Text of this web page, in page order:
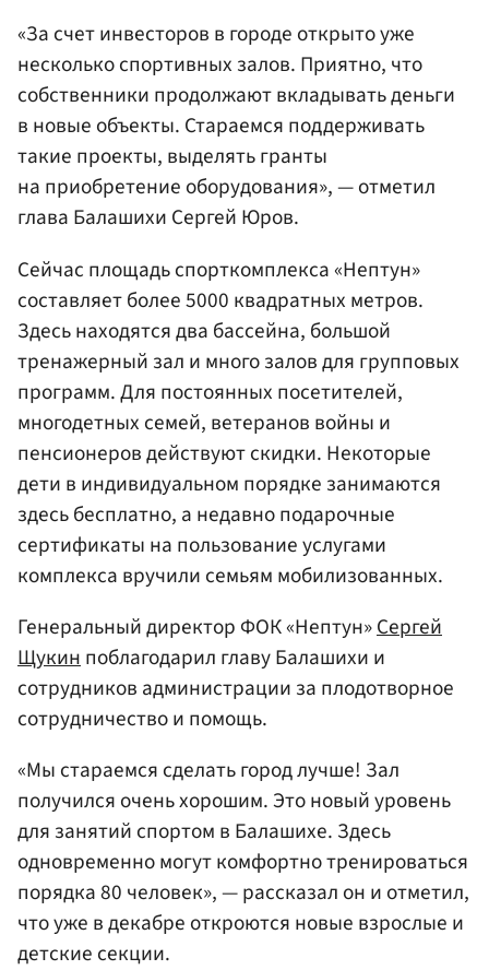
«За счет инвесторов в городе открыто уже
несколько спортивных залов. Приятно, что
собственники продолжают вкладывать деньги
в новые объекты. Стараемся поддерживать
такие проекты, выделять гранты
на приобретение оборудования», — отметил
глава Балашихи Сергей Юров.
Сейчас площадь спорткомплекса «Нептун»
составляет более 5000 квадратных метров.
Здесь находятся два бассейна, большой
тренажерный зал и много залов для групповых
программ. Для постоянных посетителей,
многодетных семей, ветеранов войны и
пенсионеров действуют скидки. Некоторые
дети в индивидуальном порядке занимаются
здесь бесплатно, а недавно подарочные
сертификаты на пользование услугами
комплекса вручили семьям мобилизованных.
Генеральный директор ФОК «Нептун»Сергей
Щукинпоблагодарил главу Балашихи и
сотрудников администрации за плодотворное
сотрудничество и помощь.
«Мы стараемся сделать город лучше! Зал
получился очень хорошим. Это новый уровень
для занятий спортом в Балашихе. Здесь
одновременно могут комфортно тренироваться
порядка 80 человек», — рассказал он и отметил,
что уже в декабре откроются новые взрослые и
детские секции.